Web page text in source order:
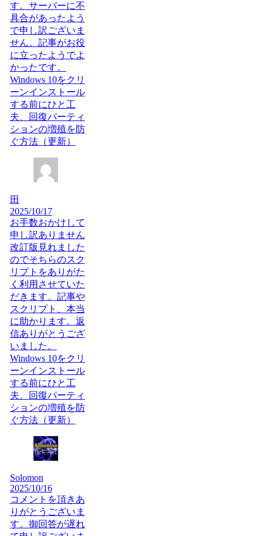
す。サーバーに不
具合があったよう
で申し訳ございま
せん。記事がお役
に立ったようでよ
かったです。
Windows 10をクリ
ーンインストール
する前にひと工
夫、回復パーティ
ションの増殖を防
ぐ方法（更新）
田
2025/10/17
お手数おかけして
申し訳ありません
改訂版見れました
のでそちらのスク
リプトをありがた
く利用させていた
だきます。記事や
スクリプト、本当
に助かります。返
信ありがとうござ
いました。
Windows 10をクリ
ーンインストール
する前にひと工
夫、回復パーティ
ションの増殖を防
ぐ方法（更新）
Solomon
2025/10/16
コメントを頂きあ
りがとうございま
す。御回答が遅れ